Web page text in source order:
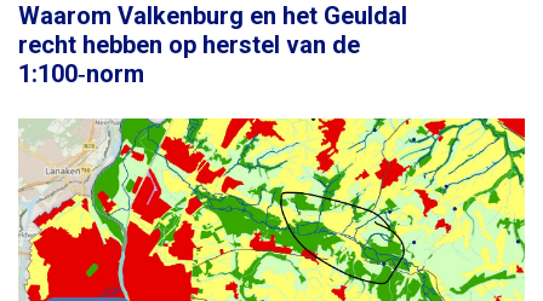
Waarom Valkenburg en het Geuldal
recht hebben op herstel van de
1:100‑norm